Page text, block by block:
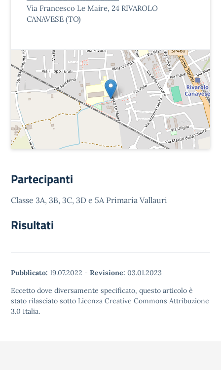
Via Francesco Le Maire, 24 RIVAROLO
CANAVESE (TO)
Partecipanti
Classe 3A, 3B, 3C, 3D e 5A Primaria Vallauri
Risultati
Pubblicato: 19.07.2022 - Revisione: 03.01.2023
Eccetto dove diversamente specificato, questo articolo è
stato rilasciato sotto Licenza Creative Commons Attribuzione
3.0 Italia.